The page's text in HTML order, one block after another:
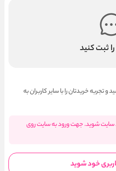
ثبت کنید
و تجربه خریدتان را با سایر کاربران به
سایت شوید. جهت ورود به سایت روی
خود شوید